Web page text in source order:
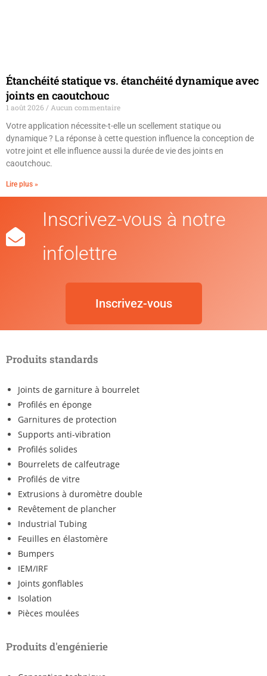
Étanchéité statique vs. étanchéité dynamique avec
joints en caoutchouc
1 août 2026
Aucun commentaire
Votre application nécessite-t-elle un scellement statique ou
dynamique ? La réponse à cette question influence la conception de
votre joint et elle influence aussi la durée de vie des joints en
caoutchouc.
Lire plus »
Inscrivez-vous à notre
infolettre
Inscrivez-vous
Produits standards
Joints de garniture à bourrelet
Profilés en éponge
Garnitures de protection
Supports anti-vibration
Profilés solides
Bourrelets de calfeutrage
Profilés de vitre
Extrusions à duromètre double
Revêtement de plancher
Industrial Tubing
Feuilles en élastomère
Bumpers
IEM/IRF
Joints gonflables
Isolation
Pièces moulées
Produits d'engénierie